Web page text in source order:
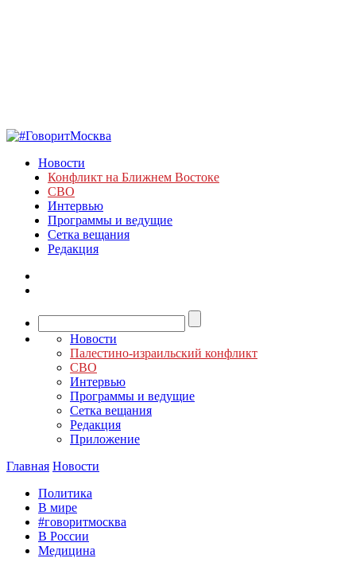
Новости
Конфликт на Ближнем Востоке
СВО
Интервью
Программы и ведущие
Сетка вещания
Редакция
Новости
Палестино-израильский конфликт
СВО
Интервью
Программы и ведущие
Сетка вещания
Редакция
Приложение
Главная Новости
Политика
В мире
#говоритмосква
В России
Медицина